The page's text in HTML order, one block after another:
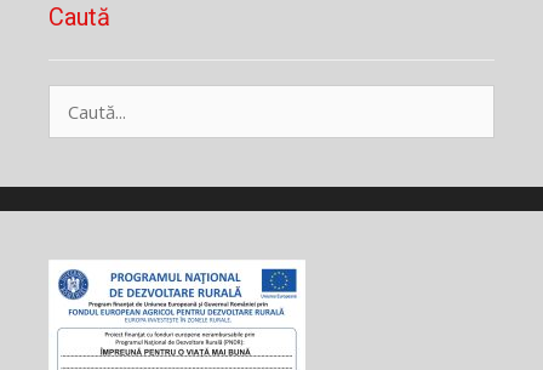
Caută
după: